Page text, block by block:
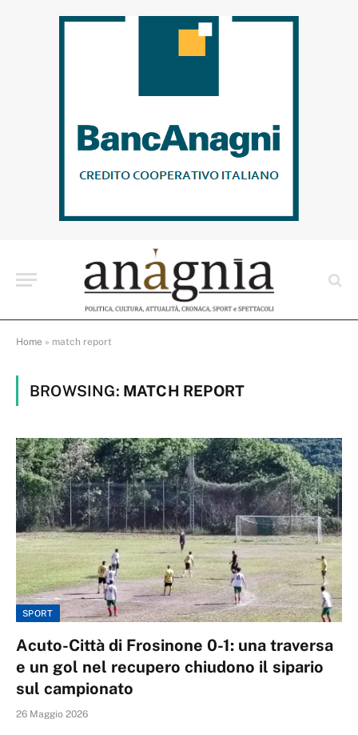
Home » match report
BROWSING: MATCH REPORT
SPORT
Acuto-Città di Frosinone 0-1: una traversa
e un gol nel recupero chiudono il sipario
sul campionato
26 Maggio 2026